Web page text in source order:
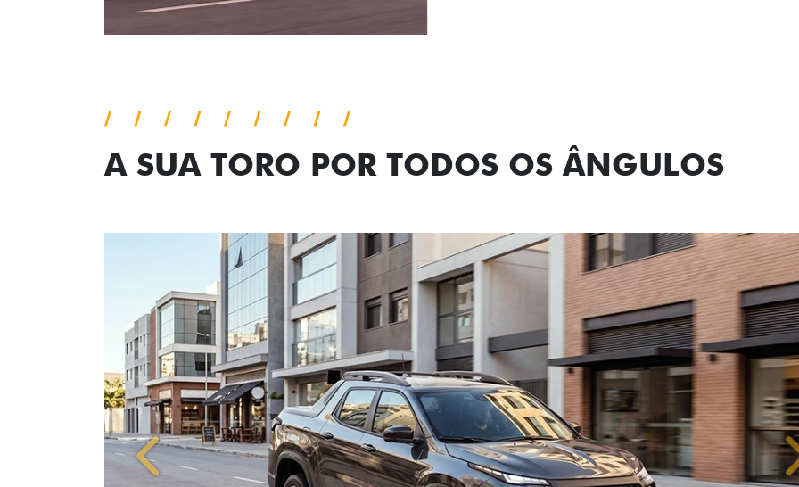
A SUA TORO POR TODOS OS ÂNGULOS
Anterior